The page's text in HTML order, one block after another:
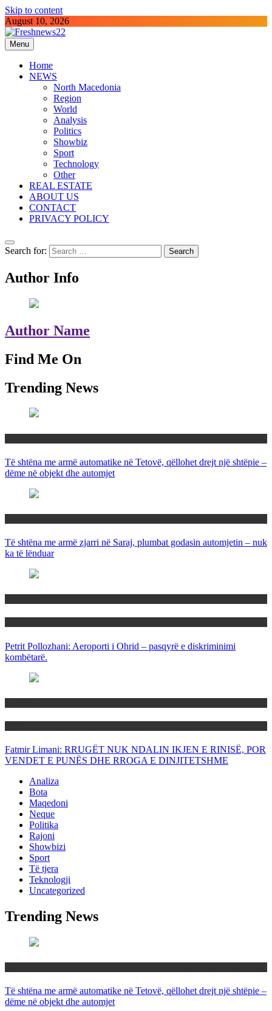
Skip to content
August 10, 2026
Freshnews22
Best News Website in North Macedonia
Menu
Home
NEWS
North Macedonia
Region
World
Analysis
Politics
Showbiz
Sport
Technology
Other
REAL ESTATE
ABOUT US
CONTACT
PRIVACY POLICY
Search for:
Author Info
Author Name
Find Me On
Trending News
Të shtëna me armë automatike në Tetovë, qëllohet drejt një shtëpie –
dëme në objekt dhe automjet
Të shtëna me armë zjarri në Saraj, plumbat godasin automjetin – nuk
ka të lënduar
Petrit Pollozhani: Aeroporti i Ohrid – pasqyrë e diskriminimi
kombëtarë.
Fatmir Limani: RRUGËT NUK NDALIN IKJEN E RINISË, POR
VENDET E PUNËS DHE RROGA E DINJITETSHME
Analiza
Bota
Maqedoni
Neque
Politika
Rajoni
Showbizi
Sport
Të tjera
Teknologji
Uncategorized
Trending News
Të shtëna me armë automatike në Tetovë, qëllohet drejt një shtëpie –
dëme në objekt dhe automjet